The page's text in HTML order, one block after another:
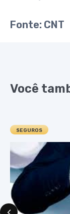
Fonte: CNT
Você
SEGUROS